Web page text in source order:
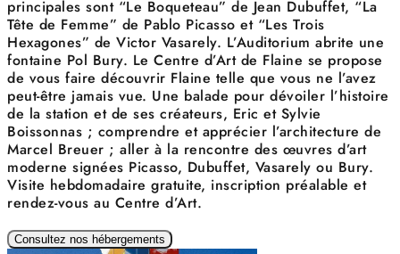
principales sont “Le Boqueteau” de Jean Dubuffet, “La
Tête de Femme” de Pablo Picasso et “Les Trois
Hexagones” de Victor Vasarely. L’Auditorium abrite une
fontaine Pol Bury. Le Centre d’Art de Flaine se propose
de vous faire découvrir Flaine telle que vous ne l’avez
peut-être jamais vue. Une balade pour dévoiler l’histoire
de la station et de ses créateurs, Eric et Sylvie
Boissonnas ; comprendre et apprécier l’architecture de
Marcel Breuer ; aller à la rencontre des œuvres d’art
moderne signées Picasso, Dubuffet, Vasarely ou Bury.
Visite hebdomadaire gratuite, inscription préalable et
rendez-vous au Centre d’Art.
Consultez nos hébergements